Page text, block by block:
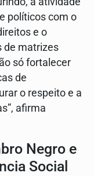
políticos com o
e o
de matrizes
só fortalecer
de
o respeito e a
afirma
Negro e
Social